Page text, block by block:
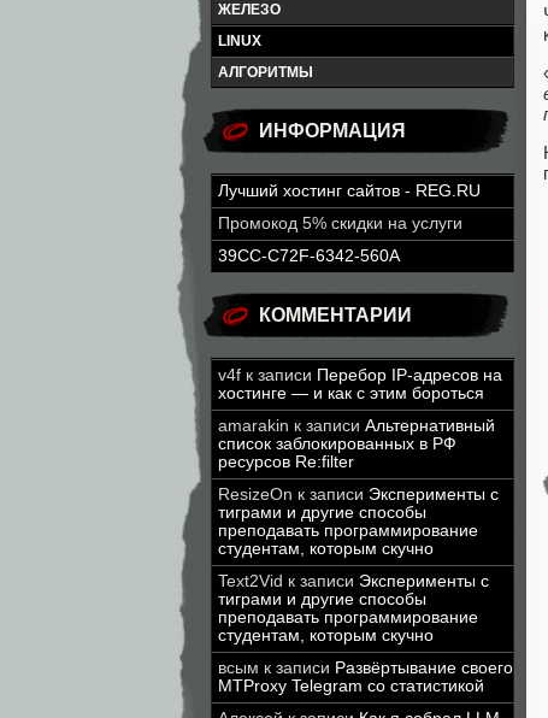
ЖЕЛЕЗО
LINUX
АЛГОРИТМЫ
ИНФОРМАЦИЯ
Лучший хостинг сайтов - REG.RU
Промокод 5% скидки на услуги
39CC-C72F-6342-560A
КОММЕНТАРИИ
v4f к записи Перебор IP-адресов на
хостинге — и как с этим бороться
amarakin к записи Альтернативный
список заблокированных в РФ
ресурсов Re:filter
ResizeOn к записи Эксперименты с
тиграми и другие способы
преподавать программирование
студентам, которым скучно
Text2Vid к записи Эксперименты с
тиграми и другие способы
преподавать программирование
студентам, которым скучно
всым к записи Развёртывание своего
MTProxy Telegram со статистикой